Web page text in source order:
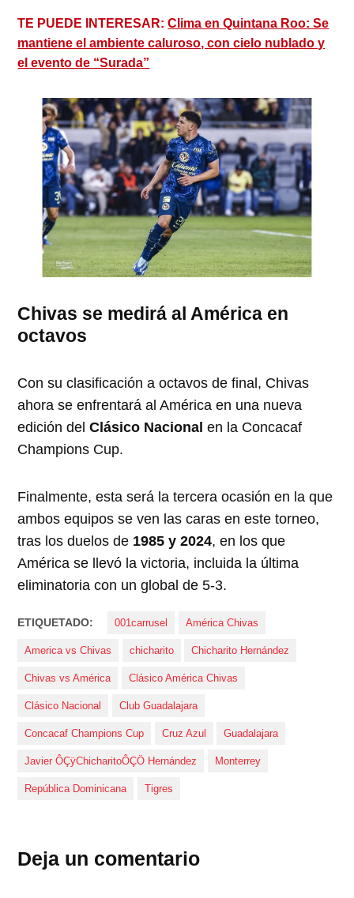
TE PUEDE INTERESAR:Clima en Quintana Roo: Se
mantiene el ambiente caluroso, con cielo nublado y
el evento de “Surada”
Chivas se medirá al América en
octavos
Con su clasificación a octavos de final, Chivas
ahora se enfrentará al América en una nueva
edición delClásico Nacional en la Concacaf
Champions Cup.
Finalmente, esta será la tercera ocasión en la que
ambos equipos se ven las caras en este torneo,
tras los duelos de 1985 y 2024, en los que
América se llevó la victoria, incluida la última
eliminatoria con un global de 5-3.
ETIQUETADO: 001carrusel América Chivas
America vs Chivas chicharito Chicharito Hernández
Chivas vs América Clásico América Chivas
Clásico Nacional Club Guadalajara
Concacaf Champions Cup Cruz Azul Guadalajara
Javier ÔÇÿChicharitoÔÇÖ Hernández Monterrey
República Dominicana Tigres
Deja un comentario